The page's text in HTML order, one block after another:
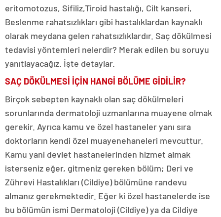
eritomotozus, Sifiliz,Tiroid hastalığı, Cilt kanseri,
Beslenme rahatsızlıkları gibi hastalıklardan kaynaklı
olarak meydana gelen rahatsızlıklardır. Saç dökülmesi
tedavisi yöntemleri nelerdir? Merak edilen bu soruyu
yanıtlayacağız. İşte detaylar.
SAÇ DÖKÜLMESİ İÇİN HANGİ BÖLÜME GİDİLİR?
Birçok sebepten kaynaklı olan saç dökülmeleri
sorunlarında dermatoloji uzmanlarına muayene olmak
gerekir. Ayrıca kamu ve özel hastaneler yanı sıra
doktorların kendi özel muayenehaneleri mevcuttur.
Kamu yani devlet hastanelerinden hizmet almak
isterseniz eğer, gitmeniz gereken bölüm; Deri ve
Zührevi Hastalıkları (Cildiye) bölümüne randevu
almanız gerekmektedir. Eğer ki özel hastanelerde ise
bu bölümün ismi Dermatoloji (Cildiye) ya da Cildiye